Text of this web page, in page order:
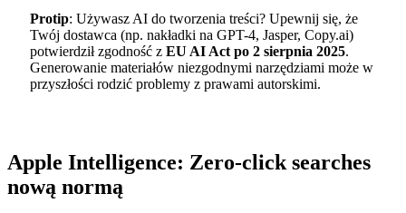
Protip: Używasz AI do tworzenia treści? Upewnij się, że
Twój dostawca (np. nakładki na GPT-4, Jasper, Copy.ai)
potwierdził zgodność z EU AI Act po 2 sierpnia 2025.
Generowanie materiałów niezgodnymi narzędziami może w
przyszłości rodzić problemy z prawami autorskimi.
Apple Intelligence: Zero-click searches
nową normą